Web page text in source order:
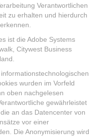
Verantwortlichen
zu erhalten und hierdurch
ist die Adobe Systems
Citywest Business
wurden im Vorfeld
oben nachgelesen
gewährleistet
an das Datencenter von
vor einer
Die Anonymisierung wird